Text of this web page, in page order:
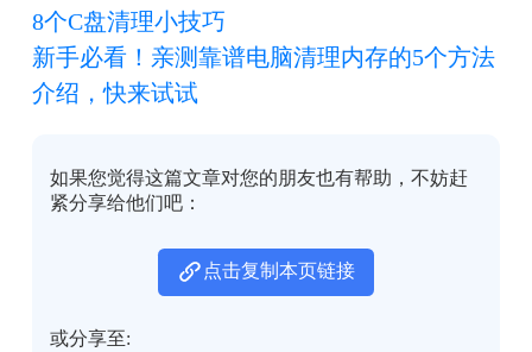
8个C盘清理小技巧
新手必看！亲测靠谱电脑清理内存的5个方法
介绍，快来试试
如果您觉得这篇文章对您的朋友也有帮助，不妨赶
紧分享给他们吧：
点击复制本页链接
或分享至: